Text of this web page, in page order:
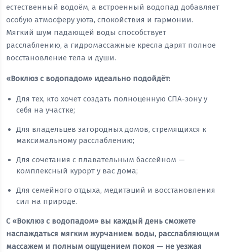
естественный водоём, а встроенный водопад добавляет
особую атмосферу уюта, спокойствия и гармонии.
Мягкий шум падающей воды способствует
расслаблению, а гидромассажные кресла дарят полное
восстановление тела и души.
«Воклюз с водопадом» идеально подойдёт:
Для тех, кто хочет создать полноценную СПА-зону у
себя на участке;
Для владельцев загородных домов, стремящихся к
максимальному расслаблению;
Для сочетания с плавательным бассейном —
комплексный курорт у вас дома;
Для семейного отдыха, медитаций и восстановления
сил на природе.
С «Воклюз с водопадом» вы каждый день сможете
наслаждаться мягким журчанием воды, расслабляющим
массажем и полным ощущением покоя — не уезжая